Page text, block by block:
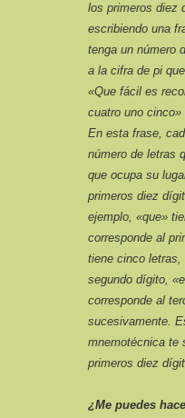
los primeros diez
escribiendo una
tenga un número
a la cifra de pi
«Que fácil es
cuatro uno cinco»
En esta frase,
número de letras
que ocupa su
primeros diez
ejemplo, «que»
corresponde al
tiene cinco letras,
segundo dígito,
corresponde al
sucesivamente.
mnemotécnica te
primeros diez
¿Me puedes